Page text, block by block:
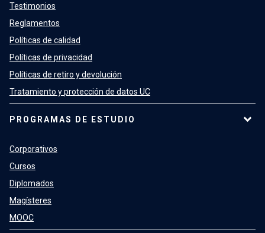
Testimonios
Reglamentos
Políticas de calidad
Políticas de privacidad
Políticas de retiro y devolución
Tratamiento y protección de datos UC
PROGRAMAS DE ESTUDIO
Corporativos
Cursos
Diplomados
Magísteres
MOOC